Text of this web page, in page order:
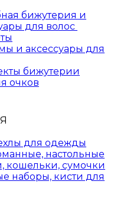
бижутерия и
для волос
и аксессуары для
бижутерии
очков
для одежды
настольные
кошельки, сумочки
наборы, кисти для